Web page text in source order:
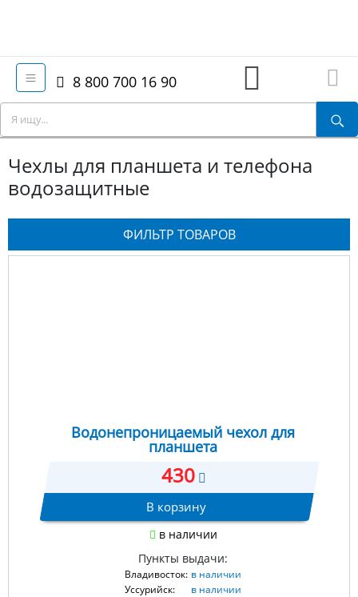
8 800 700 16 90
Чехлы для планшета и телефона
водозащитные
ФИЛЬТР ТОВАРОВ
Водонепроницаемый чехол для
планшета
430
В корзину
в наличии
Пункты выдачи:
Владивосток: в наличии
Уссурийск:
в наличии